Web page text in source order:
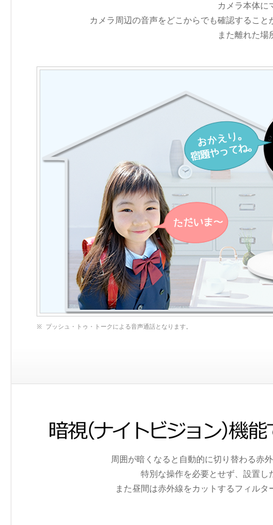
カメラ本体に
カメラ周辺の音声をどこからでも確認するこ
また離れた場
プッシュ・トゥ・トークによる音声通話となります。
周囲が暗くなると自動的に切り替わる赤
特別な操作を必要とせず、設置
また昼間は赤外線をカットするフィル